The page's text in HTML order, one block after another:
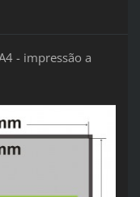
- impressão a